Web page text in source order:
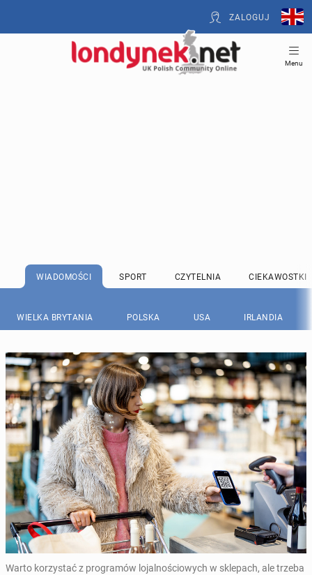
ZALOGUJ
Menu
WIADOMOŚCI SPORT CZYTELNIA CIEKAWOSTKI
WIELKA BRYTANIA POLSKA USA IRLANDIA
Warto korzystać z programów lojalnościowych w sklepach, ale trzeba